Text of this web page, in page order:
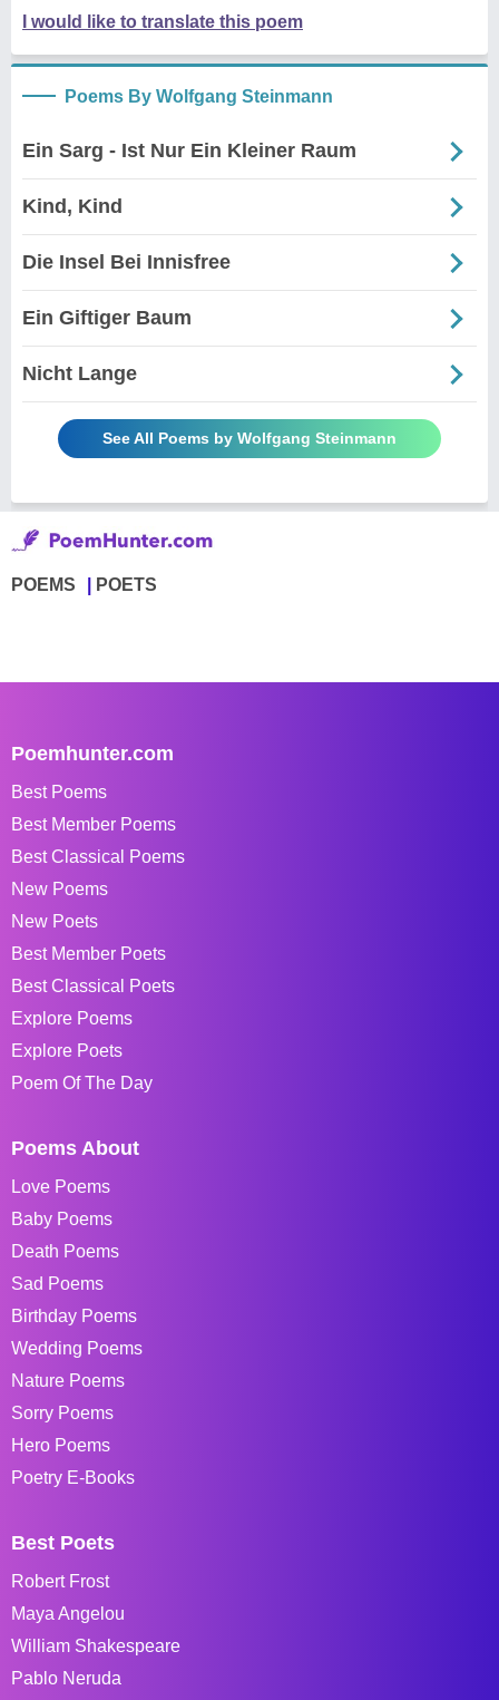
I would like to translate this poem
Poems By Wolfgang Steinmann
Ein Sarg - Ist Nur Ein Kleiner Raum
Kind, Kind
Die Insel Bei Innisfree
Ein Giftiger Baum
Nicht Lange
See All Poems by Wolfgang Steinmann
POEMS POETS
Poemhunter.com
Best Poems
Best Member Poems
Best Classical Poems
New Poems
New Poets
Best Member Poets
Best Classical Poets
Explore Poems
Explore Poets
Poem Of The Day
Poems About
Love Poems
Baby Poems
Death Poems
Sad Poems
Birthday Poems
Wedding Poems
Nature Poems
Sorry Poems
Hero Poems
Poetry E-Books
Best Poets
Robert Frost
Maya Angelou
William Shakespeare
Pablo Neruda